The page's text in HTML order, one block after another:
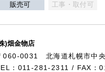
販売可 工事・取付可
)畑金物店
060-0031 北海道札幌市中
：011-281-2311 / FAX：